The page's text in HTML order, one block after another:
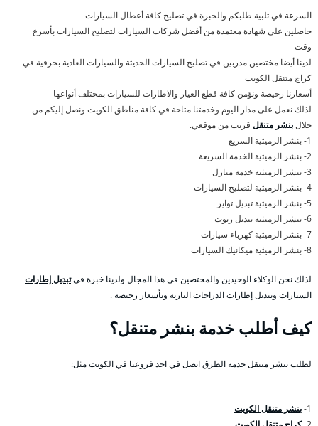
السرعة في تلبية طلبكم والخبرة في تصليح كافة أعطال السيارات
حاصلين على شهادة معتمدة من أفضل شركات السيارات لتصليح السيارات بأسرع
وقت
لدينا أيضا مختصين مدربين في تصليح السيارات الحديثة والسيارات العادية بحرفية في
كراج متنقل الكويت
أسعارنا رخيصة ونؤمن كافة قطع الغيار والاطارات للسيارات بمختلف أنواعها
لذلك نعمل على مدار اليوم وخدمتنا متاحة في كافة مناطق الكويت ونصل إليكم من
خلالبنشر متنقل قريب من موقعي.
1- بنشر الرميثية السريع
2- بنشر الرميثية الخدمة السريعة
3- بنشر الرميثية خدمة منازل
4- بنشر الرميثية لتصليح السيارات
5- بنشر الرميثية تبديل تواير
6- بنشر الرميثية تبديل زيوت
7- بنشر الرميثية كهرباء سيارات
8- بنشر الرميثية ميكانيك السيارات
لذلك نحن الوكلاء الوحيدين والمختصين في هذا المجال ولدينا خبرة فيتبديل إطارات
السيارات وتبديل إطارات الدراجات النارية وبأسعار رخيصة .
كيف أطلب خدمة بنشر متنقل؟
لطلب بنشر متنقل خدمة الطرق اتصل في احد فروعنا في الكويت مثل:
1- بنشر متنقل الكويت